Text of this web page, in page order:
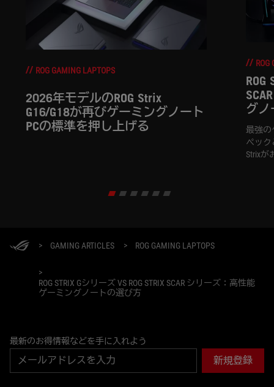
ROG GAMING LAPTOPS
2026年モデルのROG Strix
G16/G18が再びゲーミングノート
PCの標準を押し上げる
ROG
グ
最強の
ペック
Strixが
> GAMING ARTICLES > ROG GAMING LAPTOPS
>
ROG STRIX Gシリーズ VS ROG STRIX SCAR シリーズ：高性能
ゲーミングノートの選び方
最新のお得情報などを手に入れよう
新規登録